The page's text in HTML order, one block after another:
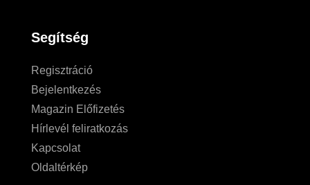
Segítség
Regisztráció
Bejelentkezés
Magazin Előfizetés
Hírlevél feliratkozás
Kapcsolat
Oldaltérkép